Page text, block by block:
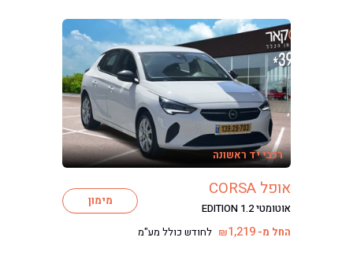
רכבי יד ראשונה
אופל CORSA
אוטומטי EDITION 1.2 מימון
החל מ- ₪1,219 לחודש כולל מע"מ